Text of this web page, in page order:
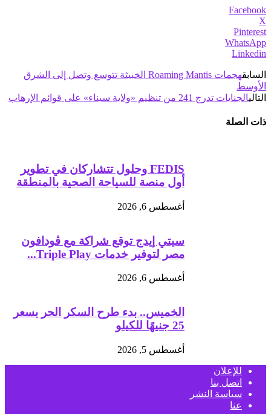
Facebook
X
Pinterest
WhatsApp
Linkedin
السابق
هجمات Roaming Mantis الخبيثة تتوسع وتصل إلى الشرق
الأوسط
التاليالجنايات تدرج 241 من تنظيم «ولاية سيناء» على قوائم الإرهاب
ذات الصلة
FEDIS وحلول تتشاركان في تطوير
أول منصة للسياحة الصحية بالمنطقة
أغسطس 6, 2026
سيتي إيدج توقع شراكة مع ڤودافون
مصر لتوفير خدمات Triple Play...
أغسطس 6, 2026
الخميس.. بدء طرح السكر الحر بسعر
25 جنيهًا للكيلو
أغسطس 5, 2026
للإعلان
اتصل بنا
سياسة النشر
عنا